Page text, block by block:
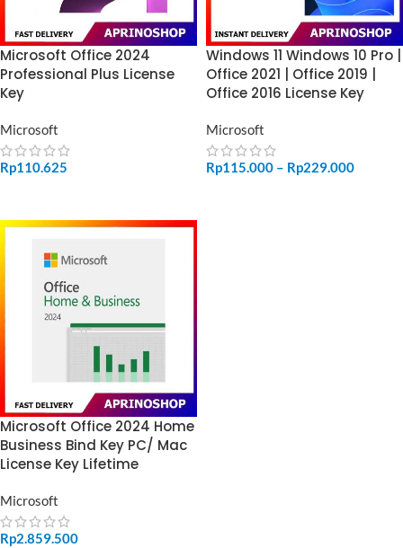
Microsoft Office 2024
Professional Plus License
Key
Microsoft
Rp110.625
Windows 11 Windows 10 Pro |
Office 2021 | Office 2019 |
Office 2016 License Key
Microsoft
Rp115.000 – Rp229.000
Microsoft Office 2024 Home
Business Bind Key PC/ Mac
License Key Lifetime
Microsoft
Rp2.859.500